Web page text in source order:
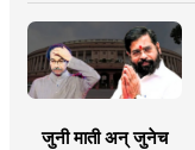
जुनी माती अन् जुनेच